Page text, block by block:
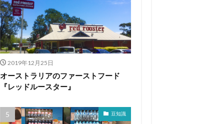
2019年12月25日
オーストラリアのファーストフード
『レッドルースター』
豆知識